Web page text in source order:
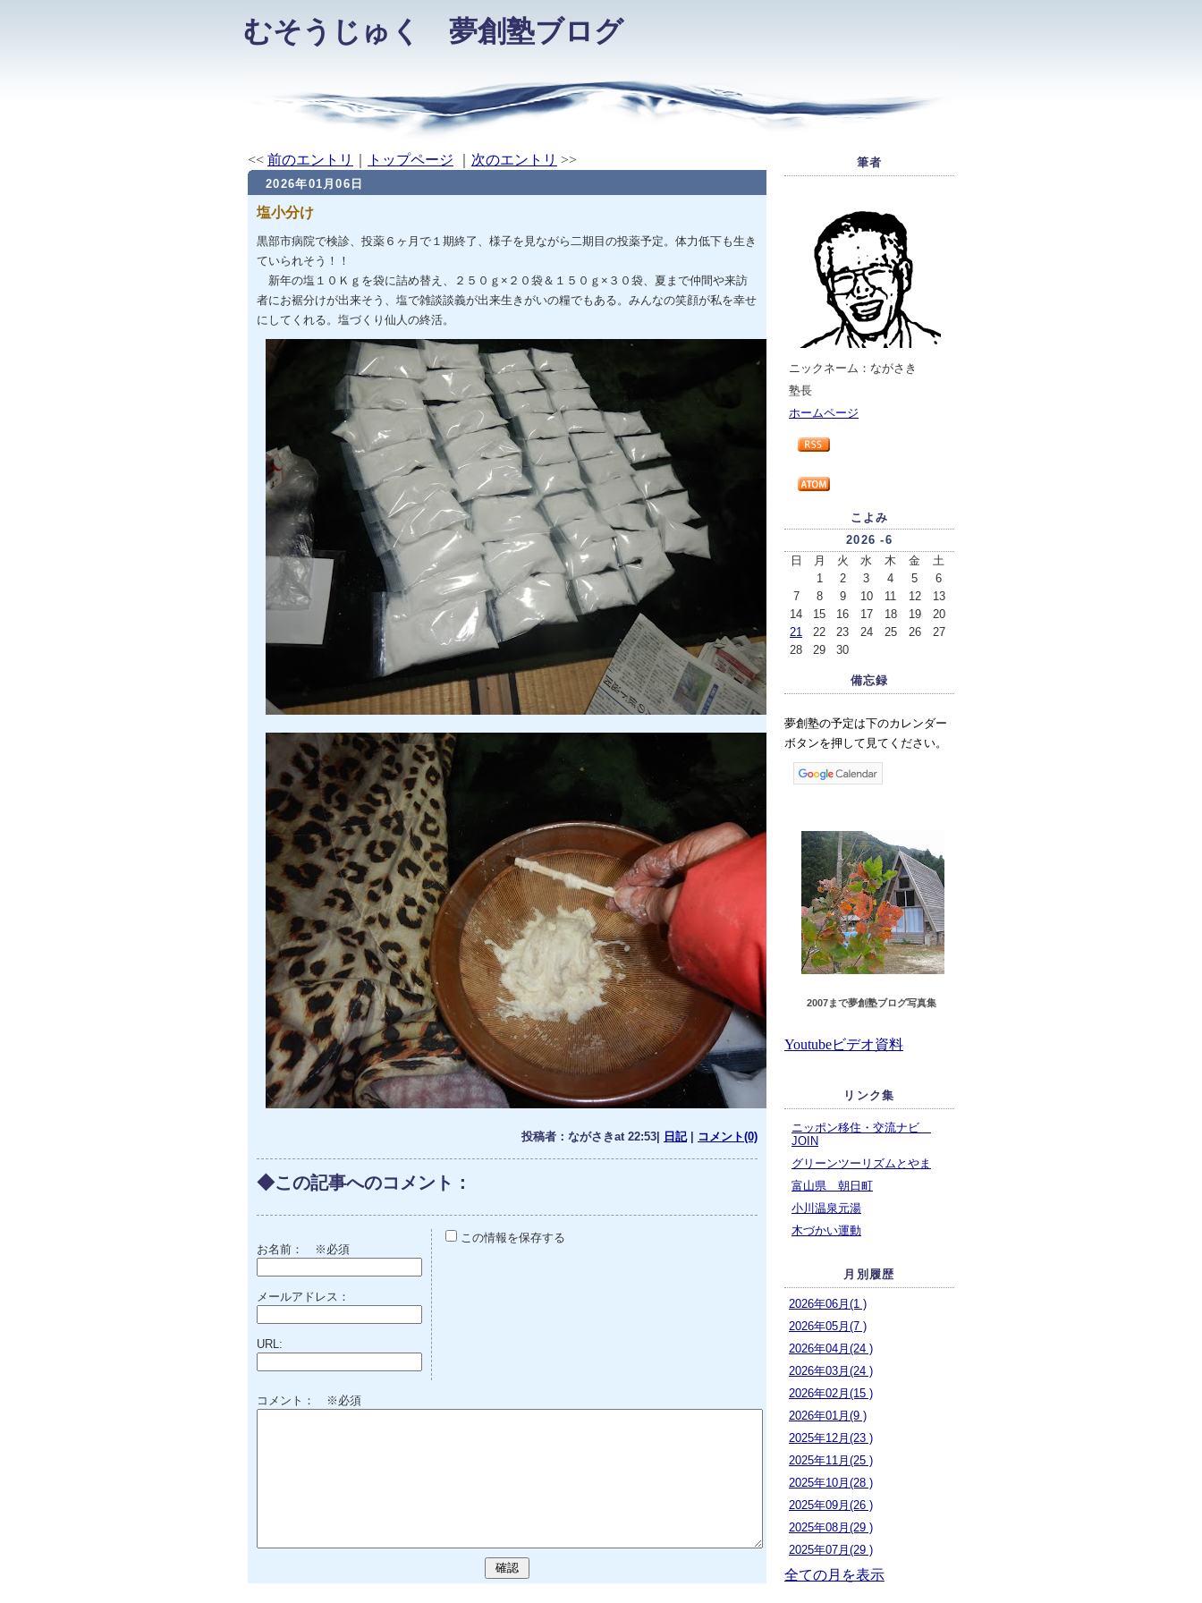
むそうじゅく 夢創塾ブログ
<< 前のエントリ トップページ 次のエントリ >>
2026年01月06日
塩小分け
黒部市病院で検診、投薬６ヶ月で１期終了、様子を見ながら二期目の投薬予定。体力低下も生き
ていられそう！！
新年の塩１０Ｋｇを袋に詰め替え、２５０ｇ×２０袋＆１５０ｇ×３０袋、夏まで仲間や来訪
者にお裾分けが出来そう、塩で雑談談義が出来生きがいの糧でもある。みんなの笑顔が私を幸せ
にしてくれる。塩づくり仙人の終活。
投稿者：ながさきat 22:53| 日記| コメント(0)
◆この記事へのコメント：
お名前： ※必須
メールアドレス：
URL:
この情報を保存する
コメント： ※必須
筆者
ニックネーム：ながさき
塾長
ホームページ
こよみ
2026 -6
日
月 火 水 木 金
土
1
2 3 4 5
6
7
8 9 10 11 12
13
14
15 16 17 18 19
20
21
22 23 24 25 26
27
28
29 30
備忘録
夢創塾の予定は下のカレンダー
ボタンを押して見てください。
2007まで夢創塾ブログ写真集
Youtubeビデオ資料
リンク集
ニッポン移住・交流ナビ
JOIN
グリーンツーリズムとやま
富山県 朝日町
小川温泉元湯
木づかい運動
月別履歴
2026年06月(1 )
2026年05月(7 )
2026年04月(24 )
2026年03月(24 )
2026年02月(15 )
2026年01月(9 )
2025年12月(23 )
2025年11月(25 )
2025年10月(28 )
2025年09月(26 )
2025年08月(29 )
2025年07月(29 )
全ての月を表示